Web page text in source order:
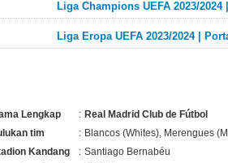
Liga Champions UEFA 2023/2024
Liga Eropa UEFA 2023/2024 |
Lengkap : Real Madrid Club de Fútbol
tim
: Blancos (Whites), Merengues
Kandang
: Santiago Bernabéu